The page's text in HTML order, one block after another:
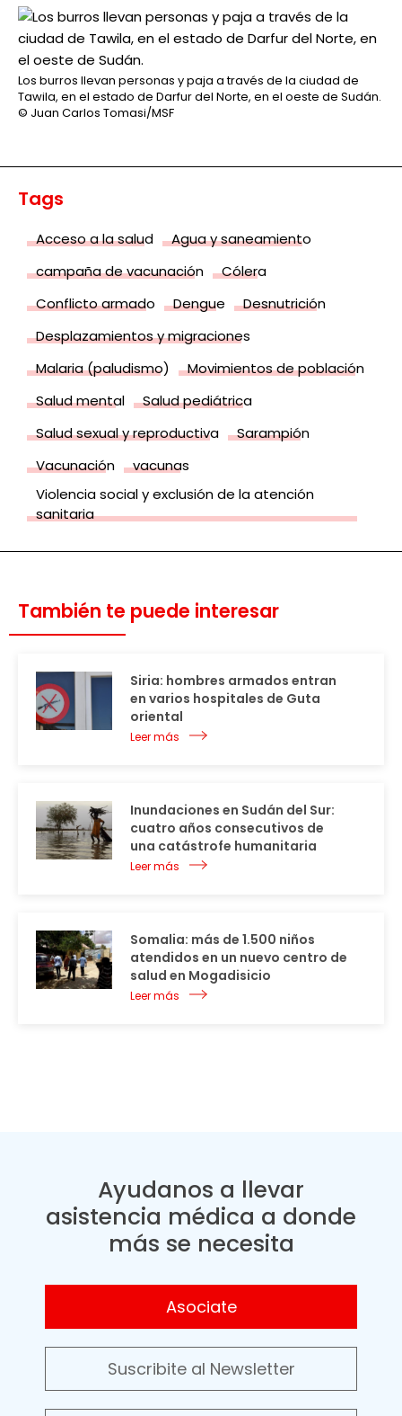
Los burros llevan personas y paja a través de la ciudad de
Tawila, en el estado de Darfur del Norte, en el oeste de Sudán.
© Juan Carlos Tomasi/MSF
Tags
Acceso a la salud
Agua y saneamiento
campaña de vacunación
Cólera
Conflicto armado
Dengue
Desnutrición
Desplazamientos y migraciones
Malaria (paludismo)
Movimientos de población
Salud mental
Salud pediátrica
Salud sexual y reproductiva
Sarampión
Vacunación
vacunas
Violencia social y exclusión de la atención
sanitaria
También te puede interesar
Siria: hombres armados entran
en varios hospitales de Guta
oriental
Leer más
Inundaciones en Sudán del Sur:
cuatro años consecutivos de
una catástrofe humanitaria
Leer más
Somalia: más de 1.500 niños
atendidos en un nuevo centro de
salud en Mogadisicio
Leer más
Ayudanos a llevar
asistencia médica a donde
más se necesita
Asociate
Suscribite al Newsletter